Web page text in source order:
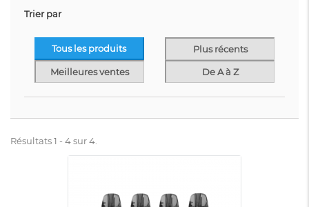
Trier par
Tous les produits Plus récents
Meilleures ventes De A à Z
Résultats 1 - 4 sur 4.